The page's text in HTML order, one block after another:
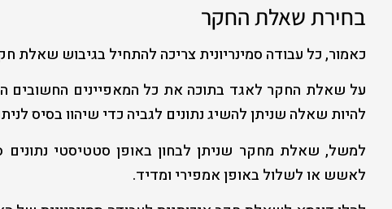
בחירת שאלת החקר
כאמור, כל עבודה סמינריונית צריכה להתחיל בגיבוש שאלת
על שאלת החקר לאגד בתוכה את כל המאפיינים החשובים
להיות שאלה שניתן להשיג נתונים לגביה כדי שיהוו בסיס
למשל, שאלת מחקר שניתן לבחון באופן סטטיסטי
לאשש או לשלול באופן אמפירי ומדיד.